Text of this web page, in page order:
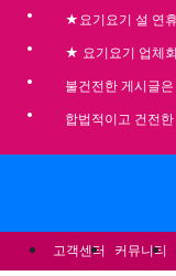
★요기요기 설 연
★ 요기요기 업체
불건전한 게시글
합법적이고 건전
고객센터 커뮤니티